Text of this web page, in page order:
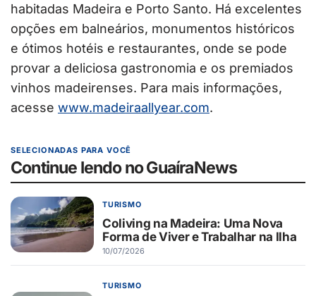
habitadas Madeira e Porto Santo. Há excelentes
opções em balneários, monumentos históricos
e ótimos hotéis e restaurantes, onde se pode
provar a deliciosa gastronomia e os premiados
vinhos madeirenses. Para mais informações,
acesse www.madeiraallyear.com.
SELECIONADAS PARA VOCÊ
Continue lendo no GuaíraNews
TURISMO
Coliving na Madeira: Uma Nova
Forma de Viver e Trabalhar na Ilha
10/07/2026
TURISMO